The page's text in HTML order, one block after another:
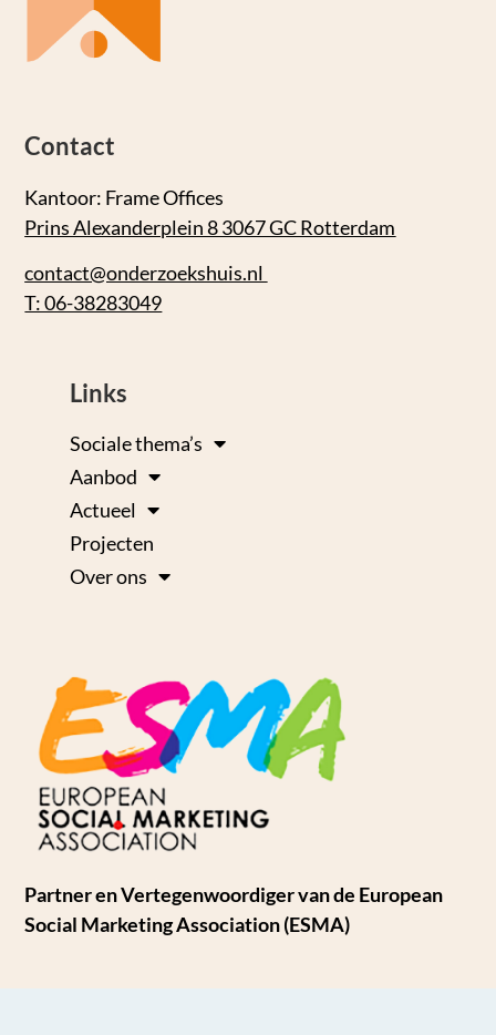
Contact
Kantoor: Frame Offices
Prins Alexanderplein 8 3067 GC Rotterdam
contact@onderzoekshuis.nl
T: 06-38283049
Links
Sociale thema’s
Aanbod
Actueel
Projecten
Over ons
Partner en Vertegenwoordiger van de European
Social Marketing Association (ESMA)